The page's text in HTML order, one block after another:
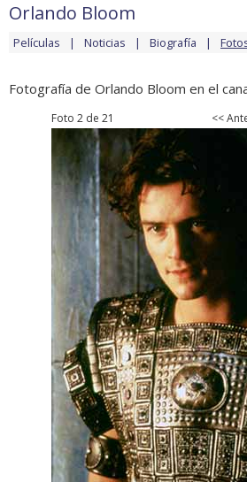
Orlando Bloom
Películas Noticias Biografía
Fotografía de Orlando Bloom en el
Foto 2 de 21 <<